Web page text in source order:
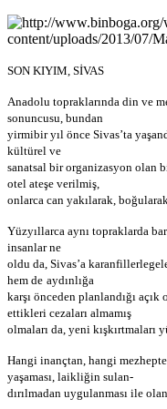
SON KIYIM, SİVAS
Anadolu topraklarında din ve
sonuncusu, bundan
yirmibir yıl önce Sivas’ta
kültürel ve
sanatsal bir organizasyon olan
otel ateşe verilmiş,
onlarca can yakılarak,
Yüzyıllarca aynı topraklarda
insanlar ne
oldu da, Sivas’a karanfillerle
hem de aydınlığa
karşı önceden planlandığı açık
ettikleri cezaları almamış
olmaları da, yeni kışkırtmaları
Hangi inançtan, hangi
yaşaması, laikliğin sulan-
dırılmadan uygulanması ile